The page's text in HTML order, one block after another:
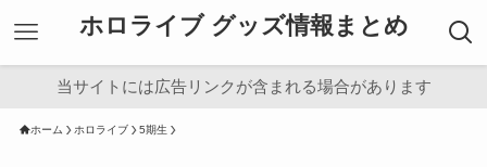
ホロライブ グッズ情報まとめ
当サイトには広告リンクが含まれる場合があります
ホーム ホロライブ 5期生